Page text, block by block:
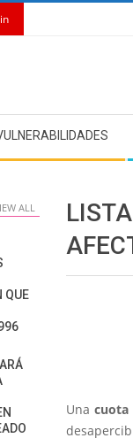
Una cuota
ALL
QUE